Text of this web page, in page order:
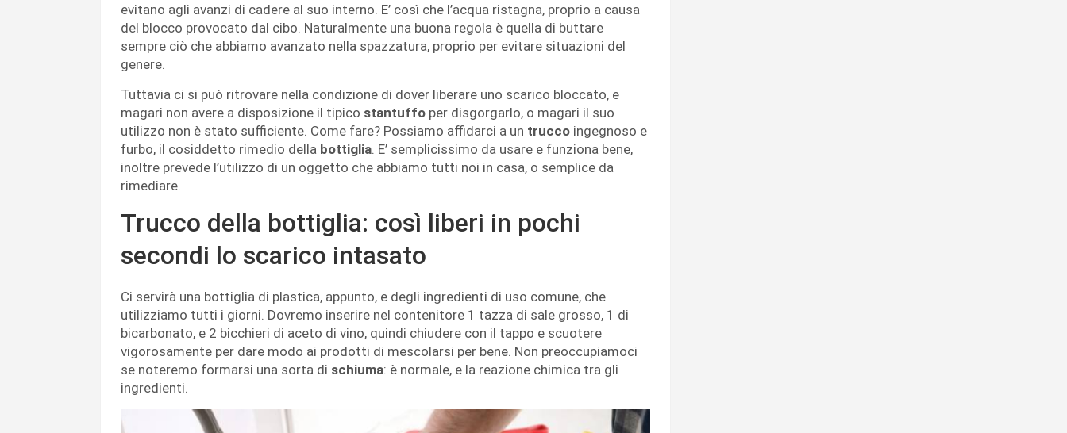
evitano agli avanzi di cadere al suo interno. E’ così che l’acqua ristagna, proprio a causa
del blocco provocato dal cibo. Naturalmente una buona regola è quella di buttare
sempre ciò che abbiamo avanzato nella spazzatura, proprio per evitare situazioni del
genere.
Tuttavia ci si può ritrovare nella condizione di dover liberare uno scarico bloccato, e
magari non avere a disposizione il tipico stantuffo per disgorgarlo, o magari il suo
utilizzo non è stato sufficiente. Come fare? Possiamo affidarci a un trucco ingegnoso e
furbo, il cosiddetto rimedio della bottiglia. E’ semplicissimo da usare e funziona bene,
inoltre prevede l’utilizzo di un oggetto che abbiamo tutti noi in casa, o semplice da
rimediare.
Trucco della bottiglia: così liberi in pochi
secondi lo scarico intasato
Ci servirà una bottiglia di plastica, appunto, e degli ingredienti di uso comune, che
utilizziamo tutti i giorni. Dovremo inserire nel contenitore 1 tazza di sale grosso, 1 di
bicarbonato, e 2 bicchieri di aceto di vino, quindi chiudere con il tappo e scuotere
vigorosamente per dare modo ai prodotti di mescolarsi per bene. Non preoccupiamoci
se noteremo formarsi una sorta di schiuma: è normale, e la reazione chimica tra gli
ingredienti.